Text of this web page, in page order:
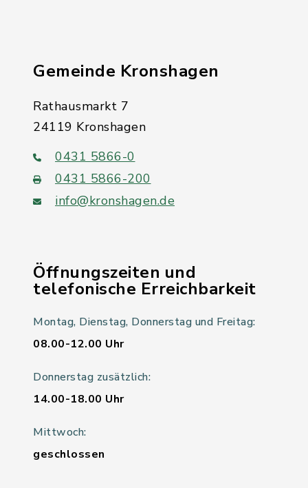
Gemeinde Kronshagen
Rathausmarkt 7
24119 Kronshagen
0431 5866-0
0431 5866-200
info@kronshagen.de
Öffnungszeiten und
telefonische Erreichbarkeit
Montag, Dienstag, Donnerstag und Freitag:
08.00-12.00 Uhr
Donnerstag zusätzlich:
14.00-18.00 Uhr
Mittwoch:
geschlossen